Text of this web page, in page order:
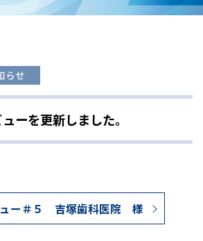
らせ
ーを更新しました。
ュー＃５ 吉塚歯科医院 様